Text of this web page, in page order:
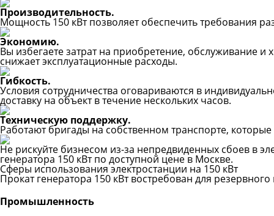
Производительность.
Мощность 150 кВт позволяет обеспечить требования
Экономию.
Вы избегаете затрат на приобретение, обслуживание
снижает эксплуатационные расходы.
Гибкость.
Условия сотрудничества оговариваются в
доставку на объект в течение нескольких часов.
Техническую поддержку.
Работают бригады на собственном транспорте,
Не рискуйте бизнесом из-за непредвиденных сбоев в
генератора 150 кВт по доступной цене в Москве.
Сферы использования электростанции на 150 кВт
Прокат генератора 150 кВт востребован для
Промышленность